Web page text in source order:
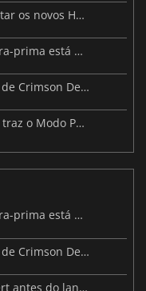
A Invasão dos Illuminados: Conquistar os novos Helldivers 2 Atualização!
GTA VI: Para além dos atrasos, a obra-prima está quase a chegar
Pearl Abyss revela imagens de jogo de Crimson Desert para a PS5
A atualização da Nintendo Switch 2 traz o Modo Portátil aos jogos mais antigos da Switch
GTA VI: Para além dos atrasos, a obra-prima está quase a chegar
Pearl Abyss revela imagens de jogo de Crimson Desert para a PS5
A controvérsia atinge Crimson Desert antes do lançamento